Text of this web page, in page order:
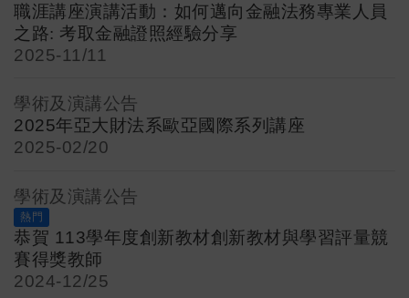
職涯講座演講活動：如何邁向金融法務專業人員
之路: 考取金融證照經驗分享
2025-11/11
學術及演講公告
2025年亞大財法系歐亞國際系列講座
2025-02/20
學術及演講公告
熱門
恭賀 113學年度創新教材創新教材與學習評量競
賽得獎教師
2024-12/25